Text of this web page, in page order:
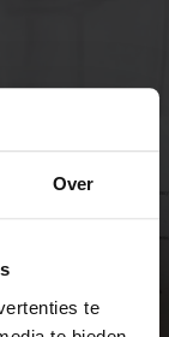
Over
te
5e